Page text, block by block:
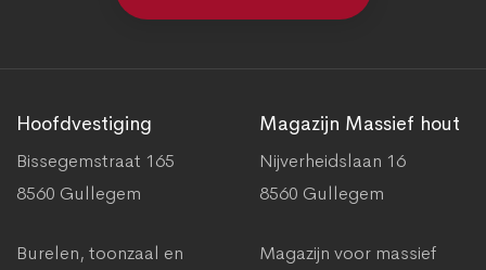
Hoofdvestiging
Bissegemstraat 165
8560 Gullegem
Burelen, toonzaal en
Magazijn Massief hout
Nijverheidslaan 16
8560 Gullegem
Magazijn voor massief